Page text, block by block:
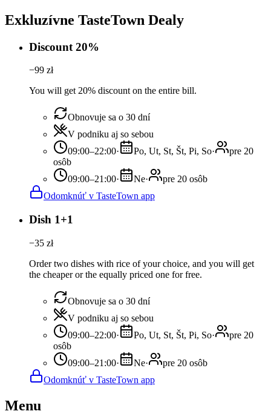
Exkluzívne TasteTown Dealy
Discount 20%
−99 zł
You will get 20% discount on the entire bill.
Obnovuje sa o 30 dní
V podniku aj so sebou
09:00–22:00· Po, Ut, St, Št, Pi, So·
pre 20
osôb
09:00–21:00· Ne·
pre 20 osôb
Odomknúť v TasteTown app
Dish 1+1
−35 zł
Order two dishes with rice of your choice, and you will get
the cheaper or the equally priced one for free.
Obnovuje sa o 30 dní
V podniku aj so sebou
09:00–22:00· Po, Ut, St, Št, Pi, So·
pre 20
osôb
09:00–21:00· Ne·
pre 20 osôb
Odomknúť v TasteTown app
Menu